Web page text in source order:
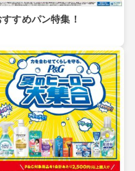
すすめパン特集！